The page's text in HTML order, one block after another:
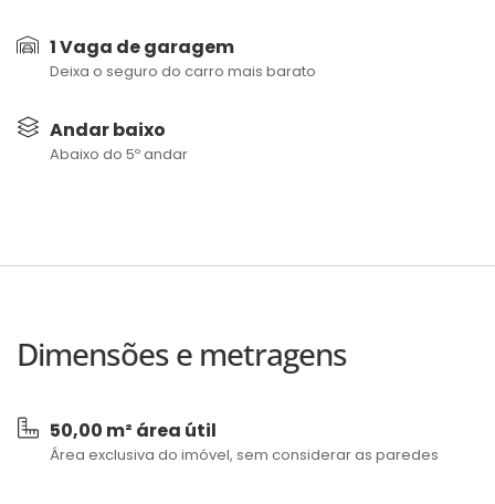
1 Vaga de garagem
Deixa o seguro do carro mais barato
Andar baixo
Abaixo do 5º andar
Dimensões e metragens
50,00 m² área útil
Área exclusiva do imóvel, sem considerar as paredes